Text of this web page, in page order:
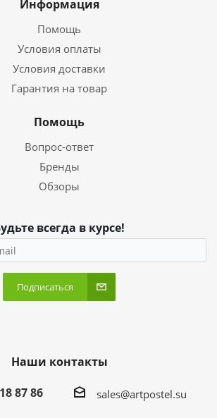
Информация
Помощь
Условия оплаты
Условия доставки
Гарантия на товар
Помощь
Вопрос-ответ
Бренды
Обзоры
всегда в курсе!
Подписаться
Наши контакты
87 86
sales@artpostel.su